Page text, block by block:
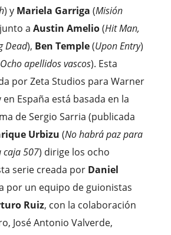
) y Mariela Garriga (Misión
a Austin Amelio(Hit Man,
Dead), Ben Temple(Upon Entry)
Ocho apellidos vascos). Esta
por Zeta Studios para Warner
España está basada en la
de Sergio Sarria (publicada
Urbizu (No habrá paz para
caja 507) dirige los ocho
serie creada por Daniel
por un equipo de guionistas
Ruiz, con la colaboración
José Antonio Valverde,